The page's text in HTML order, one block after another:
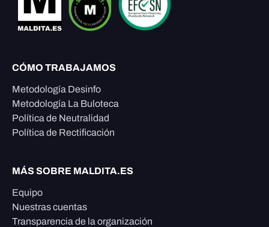
CÓMO TRABAJAMOS
Metodología Desinfo
Metodología La Buloteca
Política de Neutralidad
Política de Rectificación
MÁS SOBRE MALDITA.ES
Equipo
Nuestras cuentas
Transparencia de la organización